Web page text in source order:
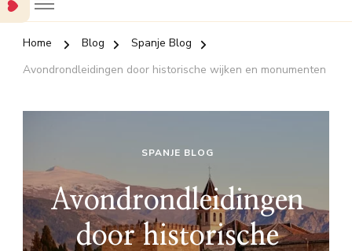
Home Blog
Spanje Blog
Avondrondleidingen door historische wijken en monumenten
SPANJE BLOG
Avondrondleidingen
door historische